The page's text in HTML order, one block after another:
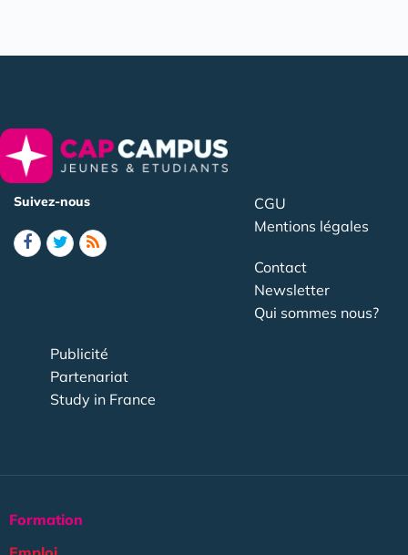
Suivez-nous
CGU
Mentions légales
Contact
Newsletter
Qui sommes nous?
Publicité
Partenariat
Study in France
Formation